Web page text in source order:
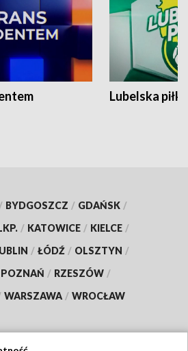
Lubelska piłka
/ BYDGOSZCZ / GDAŃSK /
/ KATOWICE / KIELCE /
/ ŁÓDŹ / OLSZTYN /
POZNAŃ / RZESZÓW /
WARSZAWA / WROCŁAW